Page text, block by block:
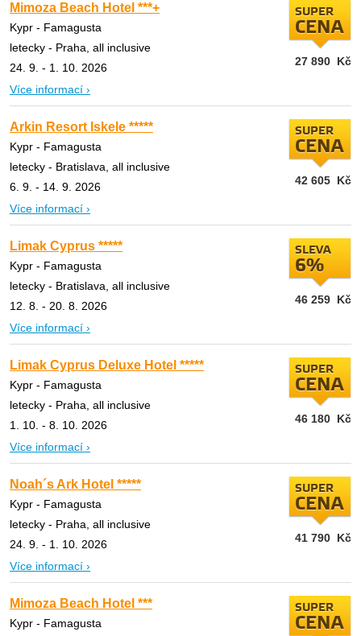
Mimoza Beach Hotel ***+
Kypr - Famagusta
letecky - Praha, all inclusive
24. 9. - 1. 10. 2026
Více informací ›
SUPER
CENA
27 890 Kč
Arkin Resort Iskele *****
Kypr - Famagusta
letecky - Bratislava, all inclusive
6. 9. - 14. 9. 2026
Více informací ›
SUPER
CENA
42 605 Kč
Limak Cyprus *****
Kypr - Famagusta
letecky - Bratislava, all inclusive
12. 8. - 20. 8. 2026
Více informací ›
SLEVA
6%
46 259 Kč
Limak Cyprus Deluxe Hotel *****
Kypr - Famagusta
letecky - Praha, all inclusive
1. 10. - 8. 10. 2026
Více informací ›
SUPER
CENA
46 180 Kč
Noah´s Ark Hotel *****
Kypr - Famagusta
letecky - Praha, all inclusive
24. 9. - 1. 10. 2026
Více informací ›
SUPER
CENA
41 790 Kč
Mimoza Beach Hotel ***
Kypr - Famagusta
SUPER
CENA